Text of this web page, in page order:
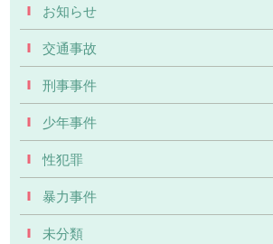
お知らせ
交通事故
刑事事件
少年事件
性犯罪
暴力事件
未分類